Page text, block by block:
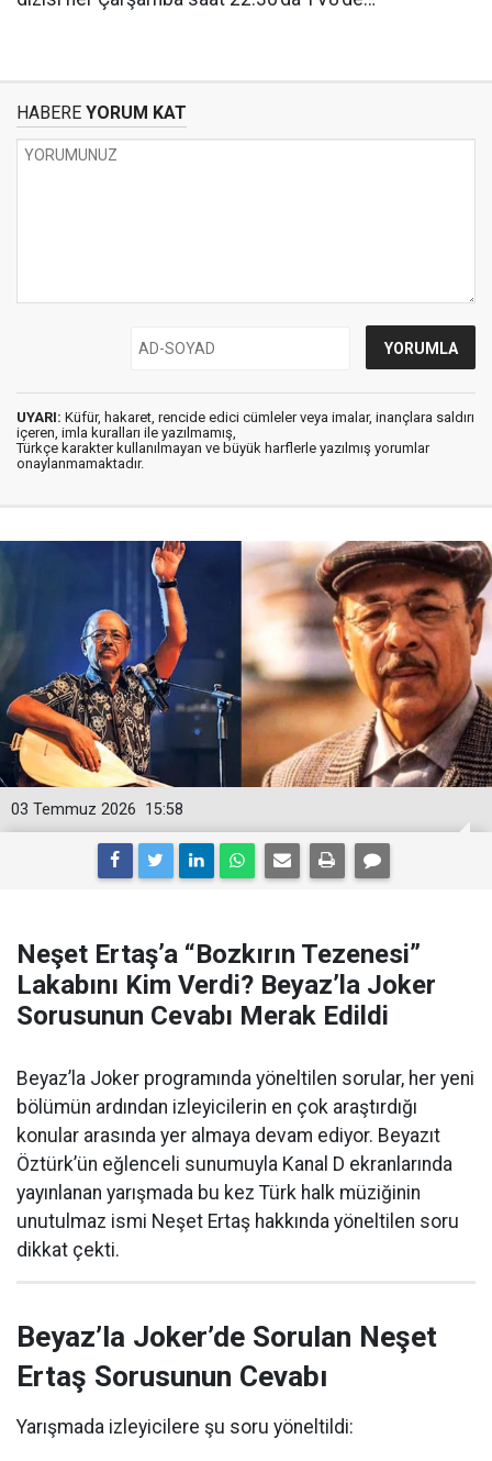
HABERE YORUM KAT
UYARI: Küfür, hakaret, rencide edici cümleler veya imalar, inançlara saldırı
içeren, imla kuralları ile yazılmamış,
Türkçe karakter kullanılmayan ve büyük harflerle yazılmış yorumlar
onaylanmamaktadır.
15:58
03 Temmuz 2026
Neşet Ertaş’a “Bozkırın Tezenesi”
Lakabını Kim Verdi? Beyaz’la Joker
Sorusunun Cevabı Merak Edildi
Beyaz’la Joker programında yöneltilen sorular, her yeni
bölümün ardından izleyicilerin en çok araştırdığı
konular arasında yer almaya devam ediyor. Beyazıt
Öztürk’ün eğlenceli sunumuyla Kanal D ekranlarında
yayınlanan yarışmada bu kez Türk halk müziğinin
unutulmaz ismi Neşet Ertaş hakkında yöneltilen soru
dikkat çekti.
Beyaz’la Joker’de Sorulan Neşet
Ertaş Sorusunun Cevabı
Yarışmada izleyicilere şu soru yöneltildi: